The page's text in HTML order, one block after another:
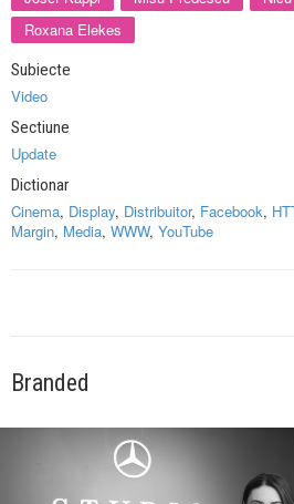
Roxana Elekes
Subiecte
Video
Sectiune
Update
Dictionar
Cinema, Display, Distribuitor, Facebook,
Margin, Media, WWW, YouTube
Branded